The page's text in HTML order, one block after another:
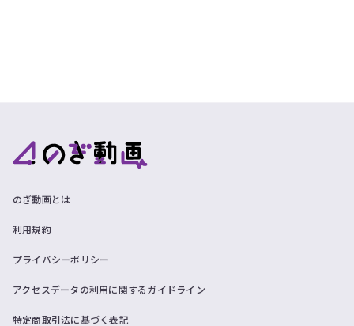
のぎ動画とは
利用規約
プライバシーポリシー
アクセスデータの利用に関するガイドライン
特定商取引法に基づく表記